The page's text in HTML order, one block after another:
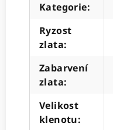
Kategorie:
Ryzost
zlata:
Zabarvení
zlata:
Velikost
klenotu: